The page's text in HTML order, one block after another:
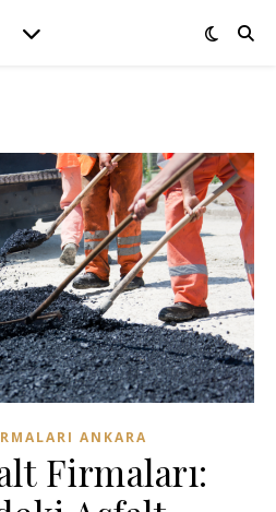
ANKARA
Firmaları: